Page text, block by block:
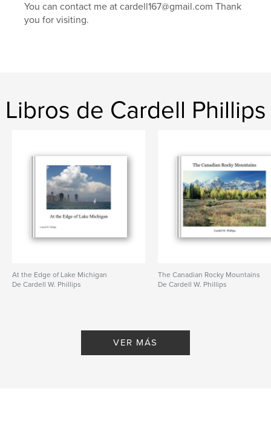
, chicago sports , champions
You can contact me at cardell167@gmail.com Thank
you for visiting.
Libros de Cardell Phillips
At the Edge of Lake Michigan
De Cardell W. Phillips
The Canadian Rocky Mountains
De Cardell W. Phillips
VER MÁS